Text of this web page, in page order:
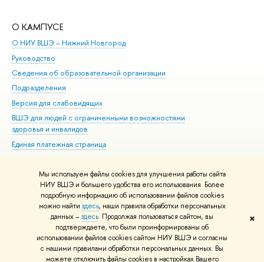
Мы используем файлы cookies для улучшения работы сайта
НИУ ВШЭ и большего удобства его использования. Более
подробную информацию об использовании файлов cookies
можно найти здесь, наши правила обработки персональных
данных –здесь. Продолжая пользоваться сайтом, вы
подтверждаете, что были проинформированы об
использовании файлов cookies сайтом НИУ ВШЭ и согласны
с нашими правилами обработки персональных данных. Вы
можете отключить файлы cookies в настройках Вашего
✖
О КАМПУСЕ
О НИУ ВШЭ – Нижний Новгород
Руководство
Сведения об образовательной организации
Подразделения
Версия для слабовидящих
ВШЭ для людей с ограниченными возможностями
здоровья и инвалидов
Единая платежная страница
© НИУ ВШЭ 1993–2026 Адреса и контакты Условия использования
материалов Политика конфиденциальности Карта сайта